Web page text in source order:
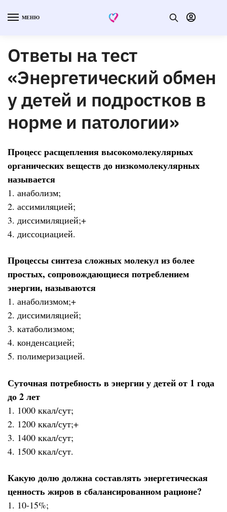
МЕНЮ
Ответы на тест
«Энергетический обмен
у детей и подростков в
норме и патологии»
Процесс расщепления высокомолекулярных
органических веществ до низкомолекулярных
называется
1. анаболизм;
2. ассимиляцией;
3. диссимиляцией;+
4. диссоциацией.
Процессы синтеза сложных молекул из более
простых, сопровождающиеся потреблением
энергии, называются
1. анаболизмом;+
2. диссимиляцией;
3. катаболизмом;
4. конденсацией;
5. полимеризацией.
Суточная потребность в энергии у детей от 1 года
до 2 лет
1. 1000 ккал/сут;
2. 1200 ккал/сут;+
3. 1400 ккал/сут;
4. 1500 ккал/сут.
Какую долю должна составлять энергетическая
ценность жиров в сбалансированном рационе?
1. 10-15%;